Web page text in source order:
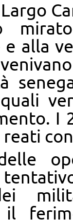
e alla
I
reati
il